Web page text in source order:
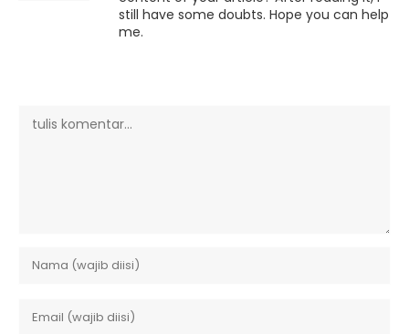
still have some doubts. Hope you can help
me.